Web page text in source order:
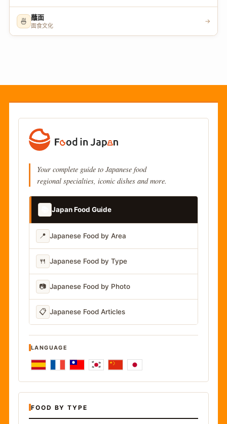
🍜 蘸面
面食文化
→
Your complete guide to Japanese food
regional specialties, iconic dishes and more.
Japan Food Guide
📍 Japanese Food by Area
🍴 Japanese Food by Type
📷 Japanese Food by Photo
📋 Japanese Food Articles
LANGUAGE
FOOD BY TYPE